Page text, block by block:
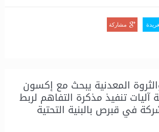
مشاركة
المعدنية يبحث مع إكسون
آليات تنفيذ مذكرة التفاهم لربط
في قبرص بالبنية التحتية